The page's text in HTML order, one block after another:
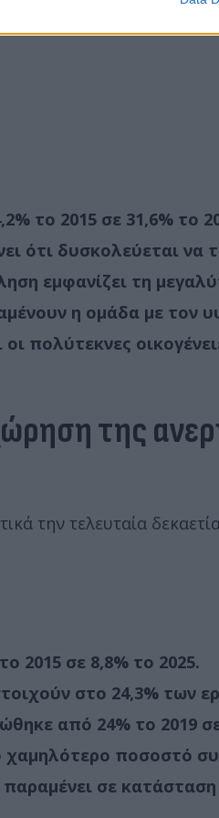
το 2015 σε 31,6% το
ότι δυσκολεύεται να
εμφανίζει τη
η ομάδα με τον
πολύτεκνες
της
την τελευταία
2015 σε 8,8% το 2025.
στο 24,3% των
από 24% το 2019
ποσοστό
σε κατάσταση